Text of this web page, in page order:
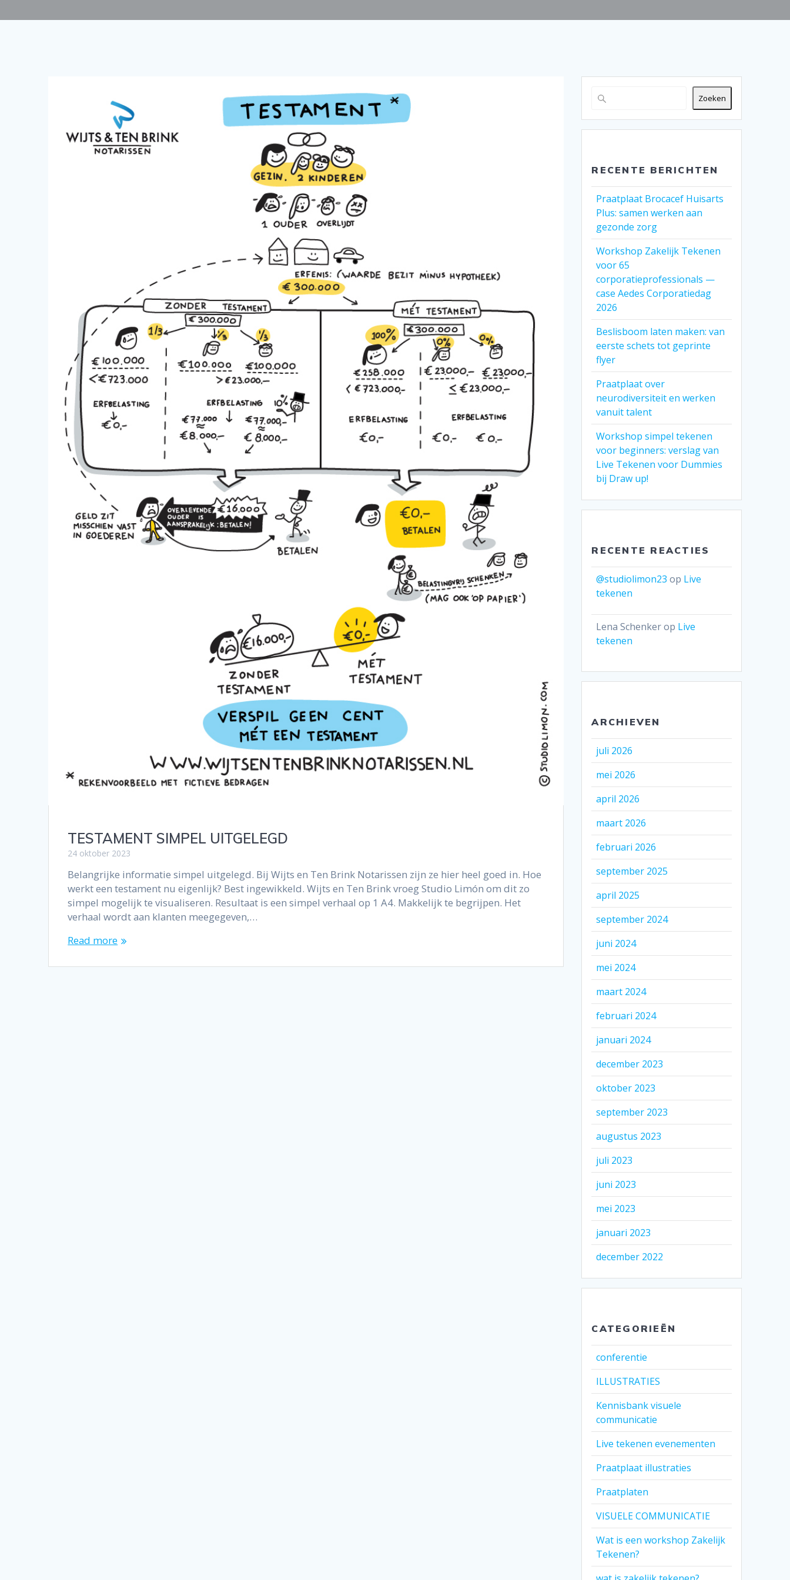
TESTAMENT SIMPEL UITGELEGD
24 oktober 2023
Belangrijke informatie simpel uitgelegd. Bij Wijts en Ten Brink Notarissen zijn ze hier heel goed in. Hoe
werkt een testament nu eigenlijk? Best ingewikkeld. Wijts en Ten Brink vroeg Studio Limón om dit zo
simpel mogelijk te visualiseren. Resultaat is een simpel verhaal op 1 A4. Makkelijk te begrijpen. Het
verhaal wordt aan klanten meegegeven,…
Read more
Zoeken
RECENTE BERICHTEN
Praatplaat Brocacef Huisarts
Plus: samen werken aan
gezonde zorg
Workshop Zakelijk Tekenen
voor 65
corporatieprofessionals —
case Aedes Corporatiedag
2026
Beslisboom laten maken: van
eerste schets tot geprinte
flyer
Praatplaat over
neurodiversiteit en werken
vanuit talent
Workshop simpel tekenen
voor beginners: verslag van
Live Tekenen voor Dummies
bij Draw up!
RECENTE REACTIES
@studiolimon23 op Live
tekenen
Lena Schenkerop Live
tekenen
ARCHIEVEN
juli 2026
mei 2026
april 2026
maart 2026
februari 2026
september 2025
april 2025
september 2024
juni 2024
mei 2024
maart 2024
februari 2024
januari 2024
december 2023
oktober 2023
september 2023
augustus 2023
juli 2023
juni 2023
mei 2023
januari 2023
december 2022
CATEGORIEËN
conferentie
ILLUSTRATIES
Kennisbank visuele
communicatie
Live tekenen evenementen
Praatplaat illustraties
Praatplaten
VISUELE COMMUNICATIE
Wat is een workshop Zakelijk
Tekenen?